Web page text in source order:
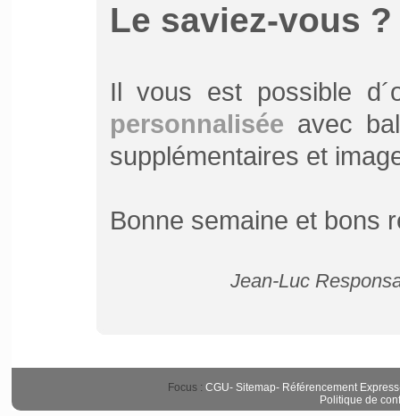
Le saviez-vous ?
Il vous est possible
personnalisée avec
supplémentaires et
Bonne semaine et bons
Jean-Luc
Focus : CGU- Sitemap- Référencement Express
Politique de